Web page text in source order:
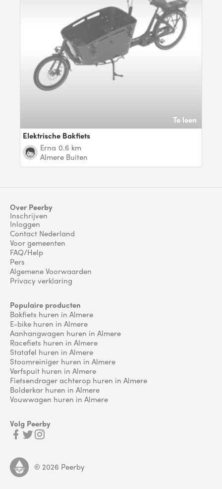
Te leen
Elektrische Bakfiets
Erna 0.6 km
Almere Buiten
Over Peerby
Inschrijven
Inloggen
Contact Nederland
Voor gemeenten
FAQ/Help
Pers
Algemene Voorwaarden
Privacy verklaring
Populaire producten
Bakfiets huren in Almere
E-bike huren in Almere
Aanhangwagen huren in Almere
Racefiets huren in Almere
Statafel huren in Almere
Stoomreiniger huren in Almere
Verfspuit huren in Almere
Fietsendrager achterop huren in Almere
Bolderkar huren in Almere
Vouwwagen huren in Almere
Volg Peerby
© 2026 Peerby